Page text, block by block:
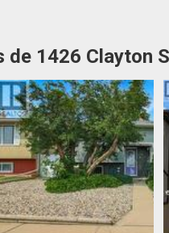
de 1426 Clayton